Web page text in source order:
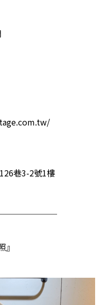
巷3-2號1樓
』